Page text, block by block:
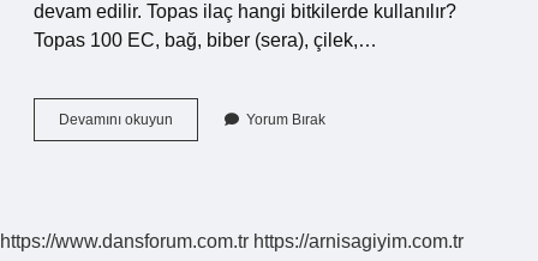
devam edilir. Topas ilaç hangi bitkilerde kullanılır?
Topas 100 EC, bağ, biber (sera), çilek,…
Devamını okuyun
Külleme
Yorum Bırak
https://www.dansforum.com.tr https://arnisagiyim.com.tr